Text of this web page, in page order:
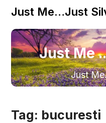
Just Me…Just
Just Me
Just
Tag: bucuresti